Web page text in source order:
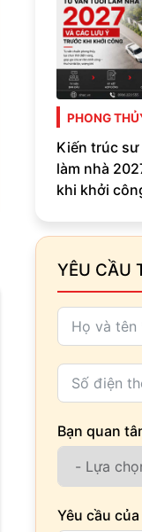
PHONG
Kiến trúc sư
làm nhà
khi khởi
YÊU CẦU
Bạn quan
Yêu cầu